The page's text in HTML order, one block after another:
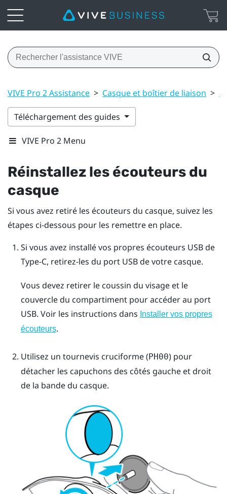
VIVE Pro 2 Assistance > Casque et boîtier de liaison >
Téléchargement des guides
VIVE Pro 2 Menu
Réinstallez les écouteurs du
casque
Si vous avez retiré les écouteurs du casque, suivez les
étapes ci-dessous pour les remettre en place.
Si vous avez installé vos propres écouteurs USB de
Type-C, retirez-les du port USB de votre casque.
Vous devez retirer le coussin du visage et le
couvercle du compartiment pour accéder au port
USB. Voir les instructions dans Installer vos propres
écouteurs.
Utilisez un tournevis cruciforme (PH00) pour
détacher les capuchons des côtés gauche et droit
de la bande du casque.